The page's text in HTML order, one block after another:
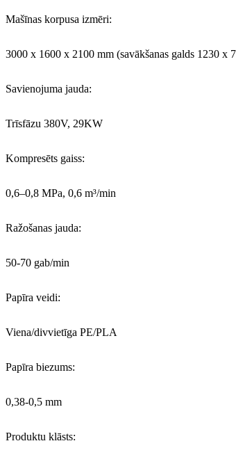
Mašīnas korpusa izmēri:
3000 x 1600 x 2100 mm (savākšanas galds 1230 x
Savienojuma jauda:
Trīsfāzu 380V, 29KW
Kompresēts gaiss:
0,6–0,8 MPa, 0,6 m³/min
Ražošanas jauda:
50-70 gab/min
Papīra veidi:
Viena/divvietīga PE/PLA
Papīra biezums:
0,38-0,5 mm
Produktu klāsts: